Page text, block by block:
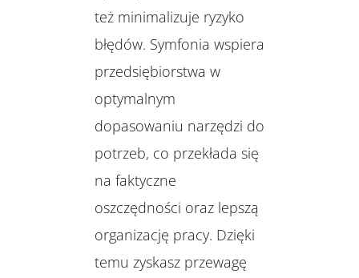
też minimalizuje ryzyko
błędów. Symfonia wspiera
przedsiębiorstwa w
optymalnym
dopasowaniu narzędzi do
potrzeb, co przekłada się
na faktyczne
oszczędności oraz lepszą
organizację pracy. Dzięki
temu zyskasz przewagę